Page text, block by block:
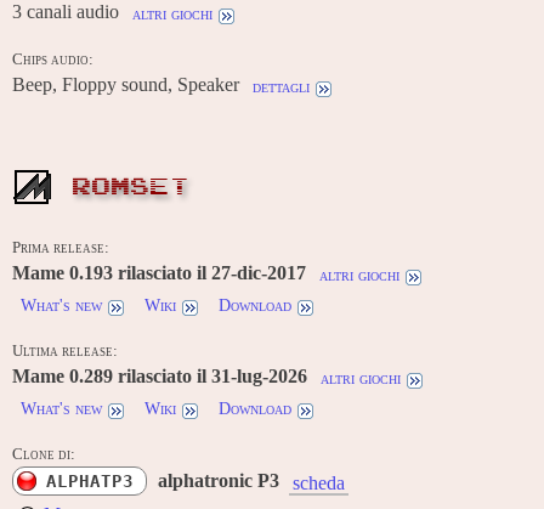
3 canali audio altri giochi
Chips audio:
Beep, Floppy sound, Speaker dettagli
ROMSET
Prima release:
Mame 0.193 rilasciato il 27-dic-2017
altri giochi
What's new
Wiki Download
Ultima release:
Mame 0.289 rilasciato il 31-lug-2026
altri giochi
What's new
Wiki Download
Clone di:
ALPHATP3 alphatronic P3
scheda